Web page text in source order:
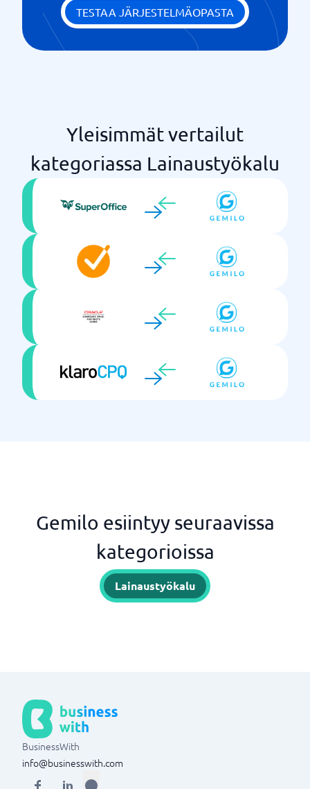
TESTAA JÄRJESTELMÄOPASTA
Yleisimmät vertailut
kategoriassa Lainaustyökalu
Gemilo esiintyy seuraavissa
kategorioissa
Lainaustyökalu
BusinessWith
info@businesswith.com